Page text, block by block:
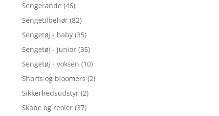
Sengerande (46)
Sengetilbehør (82)
Sengetøj - baby (35)
Sengetøj - junior (35)
Sengetøj - voksen (10)
Shorts og bloomers (2)
Sikkerhedsudstyr (2)
Skabe og reoler (37)